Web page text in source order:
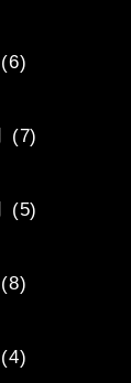
(6)
(7)
(5)
(8)
(4)